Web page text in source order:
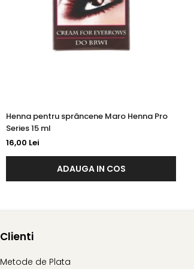
Henna pentru sprâncene Maro Henna Pro
Series 15 ml
16,00 Lei
ADAUGA IN COS
Clienti
Metode de Plata